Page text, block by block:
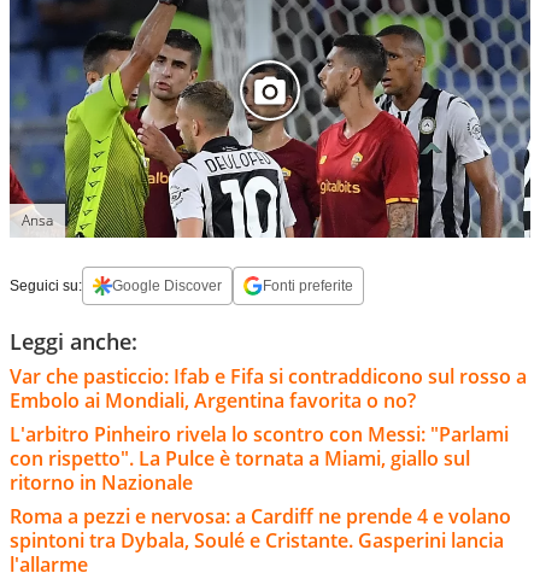
Ansa
Seguici su: Google Discover Fonti preferite
Leggi anche:
Var che pasticcio: Ifab e Fifa si contraddicono sul rosso a
Embolo ai Mondiali, Argentina favorita o no?
L'arbitro Pinheiro rivela lo scontro con Messi: "Parlami
con rispetto". La Pulce è tornata a Miami, giallo sul
ritorno in Nazionale
Roma a pezzi e nervosa: a Cardiff ne prende 4 e volano
spintoni tra Dybala, Soulé e Cristante. Gasperini lancia
l'allarme